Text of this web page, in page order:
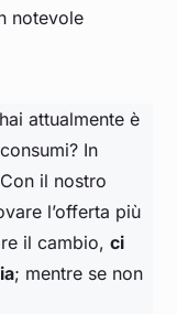
notevole
attualmente è
In
Con il nostro
l’offerta più
il cambio,ci
; mentre se non